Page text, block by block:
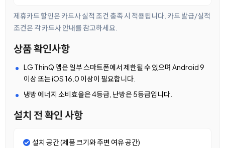
제휴카드 할인은 카드사 실적 조건 충족 시 적용됩니다. 카드 발급/실적
조건은 각 카드사 안내를 참고하세요.
상품 확인사항
LG ThinQ 앱은 일부 스마트폰에서 제한될 수 있으며 Android 9
이상 또는 iOS 16.0 이상이 필요합니다.
냉방 에너지 소비효율은 4등급, 난방은 5등급입니다.
설치 전 확인 사항
설치 공간 (제품 크기와 주변 여유 공간)